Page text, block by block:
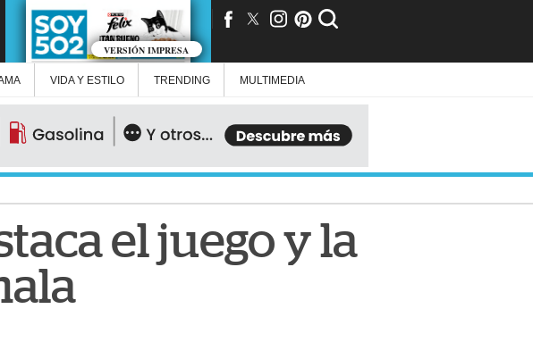
VERSIÓN IMPRESA
VIDA Y ESTILO TRENDING MULTIMEDIA
el juego y la